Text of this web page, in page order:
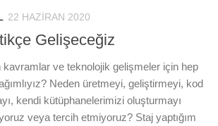
22 HAZIRAN 2020
Gelişeceğiz
kavramlar ve teknolojik gelişmeler için hep
Neden üretmeyi, geliştirmeyi, kod
kendi kütüphanelerimizi oluşturmayı
veya tercih etmiyoruz? Staj yaptığım